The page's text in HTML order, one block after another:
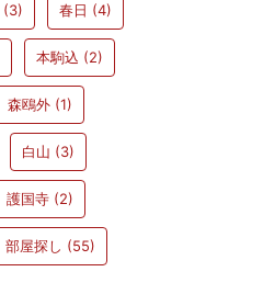
(3) 春日 (4)
本駒込 (2)
森鴎外 (1)
白山 (3)
護国寺 (2)
部屋探し (55)